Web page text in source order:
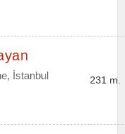
İstanbul 231 m.